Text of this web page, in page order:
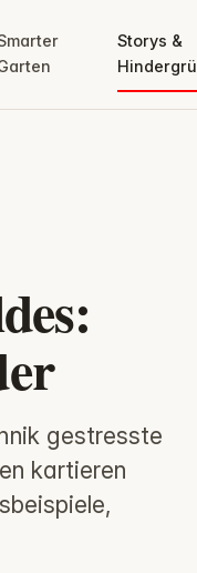
Storys &
gestresste
kartieren